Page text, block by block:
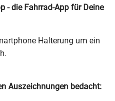
- die Fahrrad-App für Deine
Halterung um ein
Auszeichnungen bedacht: